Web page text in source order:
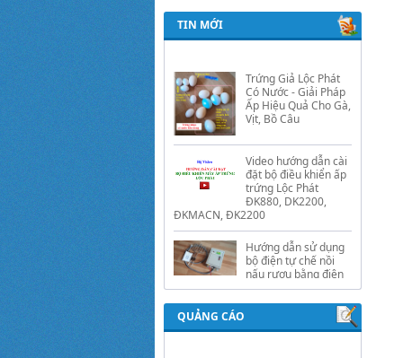
TIN MỚI
Trứng Giả Lộc Phát
Có Nước - Giải Pháp
Vịt, Bồ Câu
Video hướng dẫn cài
đặt bộ điều khiển ấp
ĐK880, DK2200,
ĐKMACN, ĐK2200
Hướng dẫn sử dụng
bộ điện tự chế nồi
tự động Lộc Phát
Hướng dẫn sử dụng
bộ điều khiển ủ sữa
QUẢNG CÁO